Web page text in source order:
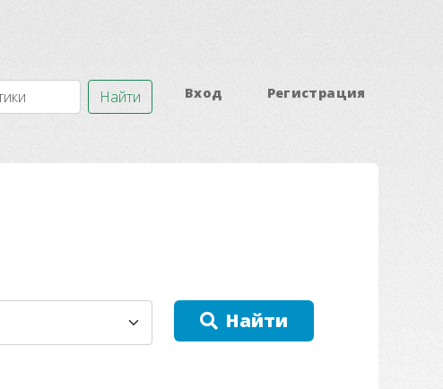
Найти Вход Регистрация
Найти